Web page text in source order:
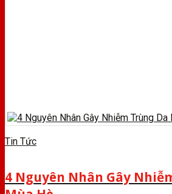
Tin Tức
4 Nguyên Nhân Gây